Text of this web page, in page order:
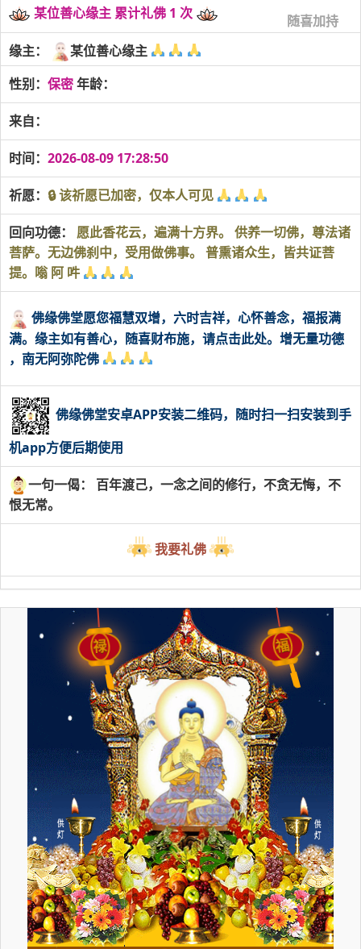
某位善心缘主 累计礼佛 1 次 随喜加持
缘主：
某位善心缘主
性别： 保密年龄：
来自：
时间： 2026-08-09 17:28:50
祈愿： 🔒 该祈愿已加密，仅本人可见
回向功德： 愿此香花云，遍满十方界。 供养一切佛，尊法诸
菩萨。无边佛刹中，受用做佛事。 普熏诸众生，皆共证菩
提。嗡 阿 吽
佛缘佛堂愿您福慧双增，六时吉祥，心怀善念，福报满
满。缘主如有善心，随喜财布施，请点击此处。增无量功德
，南无阿弥陀佛
佛缘佛堂安卓APP安装二维码，随时扫一扫安装到手
机app方便后期使用
一句一偈： 百年渡己，一念之间的修行，不贪无悔，不
恨无常。
我要礼佛
福
禄